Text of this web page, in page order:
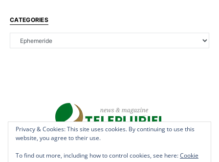
CATEGORIES
Copyright © 2022 - teleplurielhaiti.com | *** Designed, Managed &
Privacy & Cookies: This site uses cookies. By continuing to use this
website, you agree to their use.
To find out more, including how to control cookies, see here:Cookie